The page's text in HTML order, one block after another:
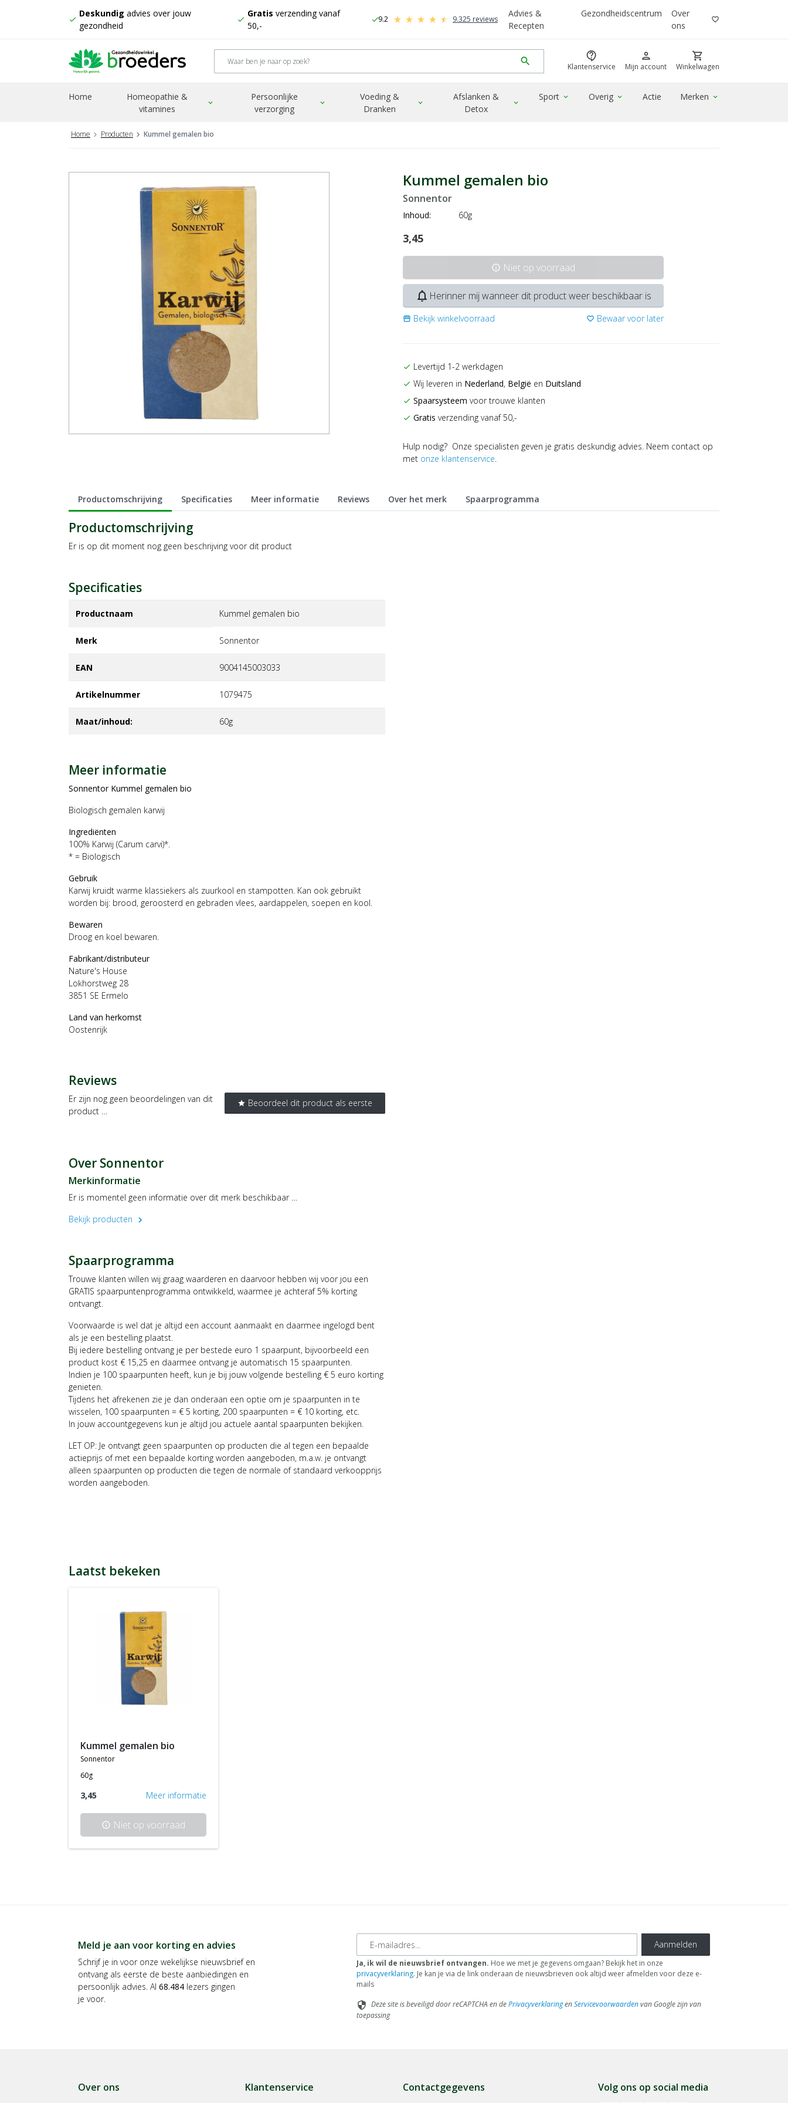
check
Deskundig advies over jouw
gezondheid
check
Gratis verzending vanaf
50,-
check9.2 9.325 reviews
Advies &
Recepten
Gezondheidscentrum
Over
ons
favorite_border
search contact_support
Klantenservice
person
Mijn account
shopping_cart
Winkelwagen
Home
Homeopathie &
vitamines
expand_more
Persoonlijke
verzorging
expand_more
Voeding &
Dranken
expand_more
Afslanken &
Detox
expand_more
Sport expand_more Overig expand_more Actie Merken expand_more
Home Producten Kummel gemalen bio
Kummel gemalen bio
Sonnentor
Inhoud: 60g
3,45
info Niet op voorraad
notifications_none Herinner mij wanneer dit product weer beschikbaar is
storefront Bekijk winkelvoorraad favorite_border Bewaar voor later
check Levertijd 1-2 werkdagen
check Wij leveren in Nederland, België en Duitsland
check Spaarsysteem voor trouwe klanten
check Gratis verzending vanaf 50,-
Hulp nodig? Onze specialisten geven je gratis deskundig advies. Neem contact op
met onze klantenservice.
Productomschrijving Specificaties Meer informatie Reviews Over het merk Spaarprogramma
Productomschrijving
Er is op dit moment nog geen beschrijving voor dit product
Specificaties
Productnaam Kummel gemalen bio
Merk sonnentor
EAN 9004145003033
Artikelnummer 1079475
Maat/inhoud: 60g
Meer informatie
Sonnentor Kummel gemalen bio
Biologisch gemalen karwij
Ingrediënten
100% Karwij (Carum carvi)*.
* = Biologisch
Gebruik
Karwij kruidt warme klassiekers als zuurkool en stampotten. Kan ook gebruikt
worden bij: brood, geroosterd en gebraden vlees, aardappelen, soepen en kool.
Bewaren
Droog en koel bewaren.
Fabrikant/distributeur
Nature's House
Lokhorstweg 28
3851 SE Ermelo
Land van herkomst
Oostenrijk
Reviews
star Beoordeel dit product als eerste
Er zijn nog geen beoordelingen van dit
product …
Over Sonnentor
Merkinformatie
Er is momentel geen informatie over dit merk beschikbaar …
Bekijk producten
chevron_right
Spaarprogramma
Trouwe klanten willen wij graag waarderen en daarvoor hebben wij voor jou een
GRATIS spaarpuntenprogramma ontwikkeld, waarmee je achteraf 5% korting
ontvangt.
Voorwaarde is wel dat je altijd een account aanmaakt en daarmee ingelogd bent
als je een bestelling plaatst.
Bij iedere bestelling ontvang je per bestede euro 1 spaarpunt, bijvoorbeeld een
product kost € 15,25 en daarmee ontvang je automatisch 15 spaarpunten.
Indien je 100 spaarpunten heeft, kun je bij jouw volgende bestelling € 5 euro korting
genieten.
Tijdens het afrekenen zie je dan onderaan een optie om je spaarpunten in te
wisselen, 100 spaarpunten = € 5 korting, 200 spaarpunten = € 10 korting, etc.
In jouw accountgegevens kun je altijd jou actuele aantal spaarpunten bekijken.
LET OP: Je ontvangt geen spaarpunten op producten die al tegen een bepaalde
actieprijs of met een bepaalde korting worden aangeboden, m.a.w. je ontvangt
alleen spaarpunten op producten die tegen de normale of standaard verkoopprijs
worden aangeboden.
Laatst bekeken
kummel gemalen bio
sonnentor
60g
3,45 Meer informatie
info Niet op voorraad
Meld je aan voor korting en advies
Schrijf je in voor onze wekelijkse nieuwsbrief en
ontvang als eerste de beste aanbiedingen en
persoonlijk advies. Al 68.484 lezers gingen
je voor.
E-mailadres Aanmelden
Ja, ik wil de nieuwsbrief ontvangen. Hoe we met je gegevens omgaan? Bekijk het in onze
privacyverklaring. Je kan je via de link onderaan de nieuwsbrieven ook altijd weer afmelden voor deze e-
mails
security Deze site is beveiligd door reCAPTCHA en dePrivacyverklaringenServicevoorwaardenvan Google zijn van
toepassing
Over ons Klantenservice Contactgegevens Volg ons op social media